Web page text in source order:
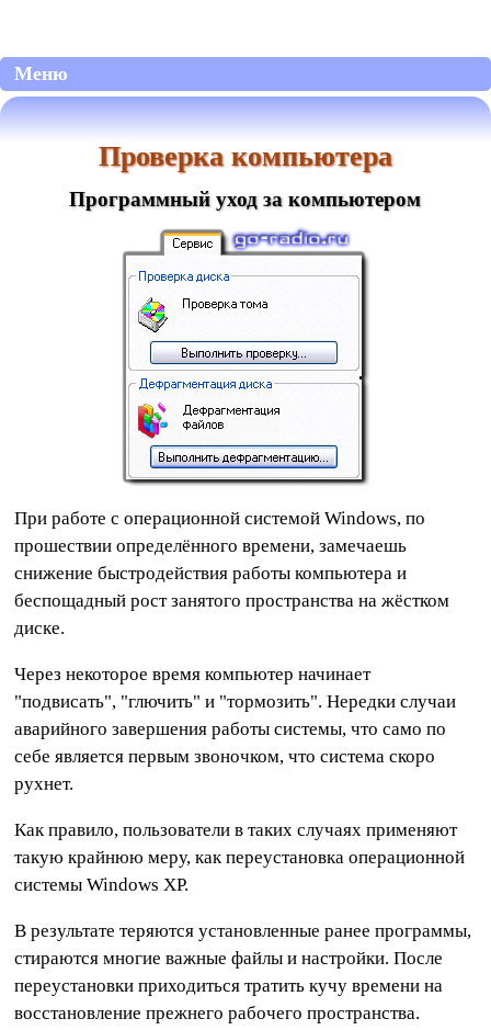
Меню
Проверка компьютера
Программный уход за компьютером
При работе с операционной системой Windows, по
прошествии определённого времени, замечаешь
снижение быстродействия работы компьютера и
беспощадный рост занятого пространства на жёстком
диске.
Через некоторое время компьютер начинает
"подвисать", "глючить" и "тормозить". Нередки случаи
аварийного завершения работы системы, что само по
себе является первым звоночком, что система скоро
рухнет.
Как правило, пользователи в таких случаях применяют
такую крайнюю меру, как переустановка операционной
системы Windows XP.
В результате теряются установленные ранее программы,
стираются многие важные файлы и настройки. После
переустановки приходиться тратить кучу времени на
восстановление прежнего рабочего пространства.